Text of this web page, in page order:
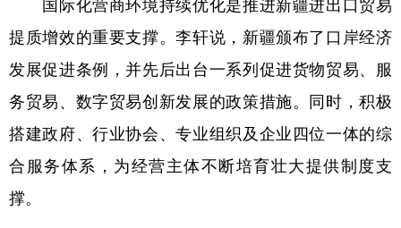
Deutsch Português
提质增效的重要支撑。李轩说，新疆颁布了口岸经济
发展促进条例，并先后出台一系列促进货物贸易、服
务贸易、数字贸易创新发展的政策措施。同时，积极
搭建政府、行业协会、专业组织及企业四位一体的综
合服务体系，为经营主体不断培育壮大提供制度支
撑。